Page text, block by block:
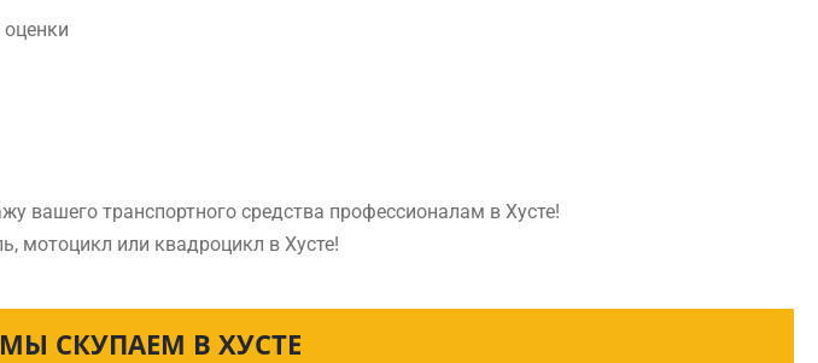
вашего транспортного средства профессионалам в Хусте!
мотоцикл или квадроцикл в Хусте!
СКУПАЕМ В ХУСТЕ